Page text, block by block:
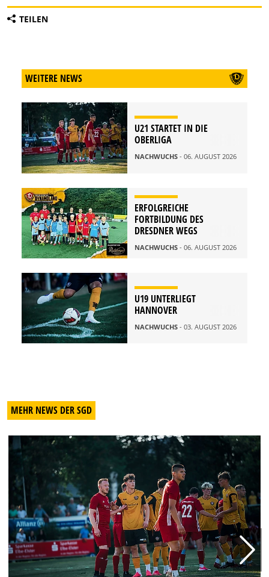
TEILEN
WEITERE NEWS
U21 STARTET IN DIE
OBERLIGA
NACHWUCHS - 06. AUGUST 2026
ERFOLGREICHE
FORTBILDUNG DES
DRESDNER WEGS
NACHWUCHS - 06. AUGUST 2026
U19 UNTERLIEGT
HANNOVER
NACHWUCHS - 03. AUGUST 2026
MEHR NEWS DER SGD